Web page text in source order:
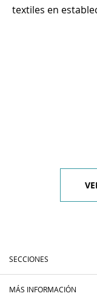
textiles en
SECCIONES
MÁS INFORMACIÓN